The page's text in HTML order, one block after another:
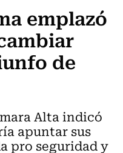
emplazó
de
Alta indicó
apuntar sus
pro seguridad y